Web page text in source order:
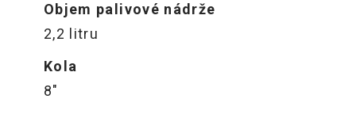
Objem palivové nádrže
2,2 litru
Kola
8"